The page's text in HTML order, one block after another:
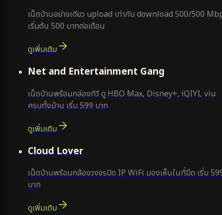
เน็ตบ้านอย่างเดียว upload เท่ากับ download 500/500
เริ่มต้น 500 บาทต่อเดือน
ดูเพิ่มเติม
Net and Entertainment Gang
เน็ตบ้านพร้อมกล่องทีวี ดู HBO Max, Disney+, iQIYI, viu
ครบทั้งบ้าน เริ่ม 599 บาท
ดูเพิ่มเติม
Cloud Lover
เน็ตบ้านพร้อมกล้องวงจรปิด IP WiFi มองเห็นในที่มืด เริ่ม
บาท
ดูเพิ่มเติม